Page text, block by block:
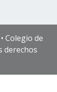
Colegio de
derechos